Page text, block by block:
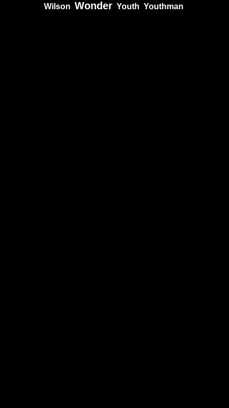
Wilson Wonder Youth Youthman